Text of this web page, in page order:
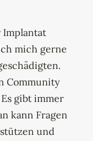
Implantat
mich gerne
Community
gibt immer
kann Fragen
und